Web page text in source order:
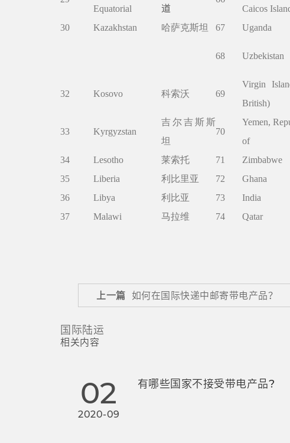
Equatorial
道
Caicos
30
Kazakhstan 哈萨克斯坦 67 Uganda
68 Uzbekistan
32 Kosovo 科索沃 69
Virgin
British)
33 Kyrgyzstan
吉尔吉斯斯
坦
70
Yemen,
of
34
Lesotho 莱索托 71 Zimbabwe
35
Liberia 利比里亚 72 Ghana
36
Libya 利比亚 73 India
37
Malawi 马拉维 74 Qatar
上一篇 如何在国际快递中邮寄带电产品？
国际陆运
相关内容
02
2020-09
有哪些国家不接受带电产品?